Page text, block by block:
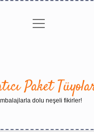
Gizlilikmenüyü
Paket
dolu neşeli fikirler!